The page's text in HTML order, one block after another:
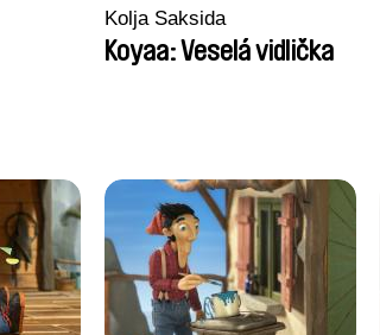
Kolja Saksida
Koyaa: Veselá vidlička